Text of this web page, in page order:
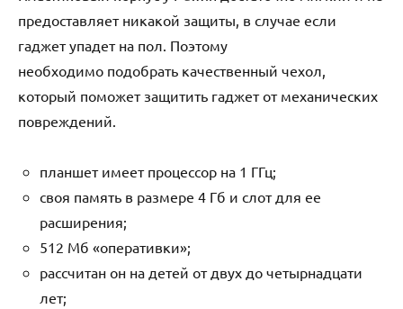
предоставляет никакой защиты, в случае если
гаджет упадет на пол. Поэтому
необходимо подобрать качественный чехол,
который поможет защитить гаджет от механических
повреждений.
планшет имеет процессор на 1 ГГц;
своя память в размере 4 Гб и слот для ее
расширения;
512 Мб «оперативки»;
рассчитан он на детей от двух до четырнадцати
лет;